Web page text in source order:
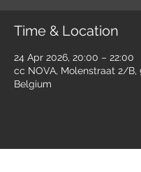
Time & Location
24 Apr 2026, 20:00 – 22:00
cc NOVA, Molenstraat 2/B,
Belgium